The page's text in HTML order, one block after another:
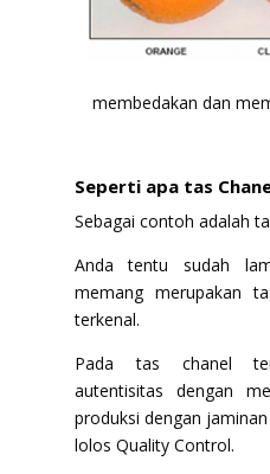
membedakan dan
Seperti apa tas
Sebagai contoh adalah
Anda tentu sudah
memang merupakan
terkenal.
Pada tas chanel
autentisitas dengan
produksi dengan
lolos Quality Control.